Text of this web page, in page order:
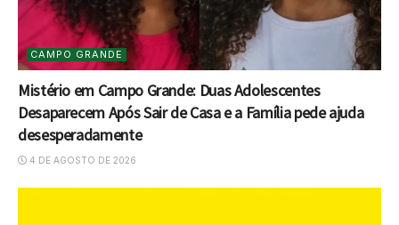
CAMPO GRANDE
Mistério em Campo Grande: Duas Adolescentes
Desaparecem Após Sair de Casa e a Família pede ajuda
desesperadamente
4 DE AGOSTO DE 2026